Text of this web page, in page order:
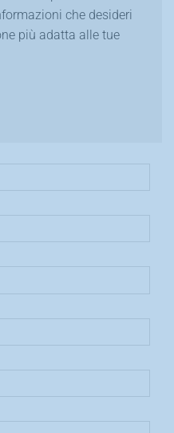
che desideri
più adatta alle tue